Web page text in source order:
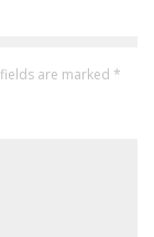
are marked *